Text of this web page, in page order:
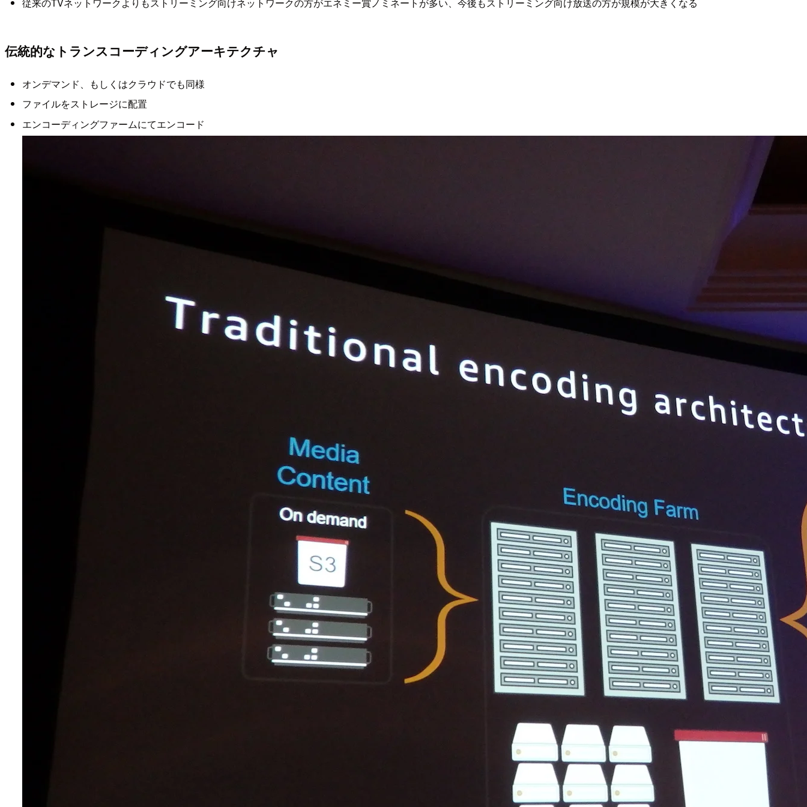
伝統的なトランスコーディングアーキテクチャ
オンデマンド、もしくはクラウドでも同様
ファイルをストレージに配置
エンコーディングファームにてエンコード